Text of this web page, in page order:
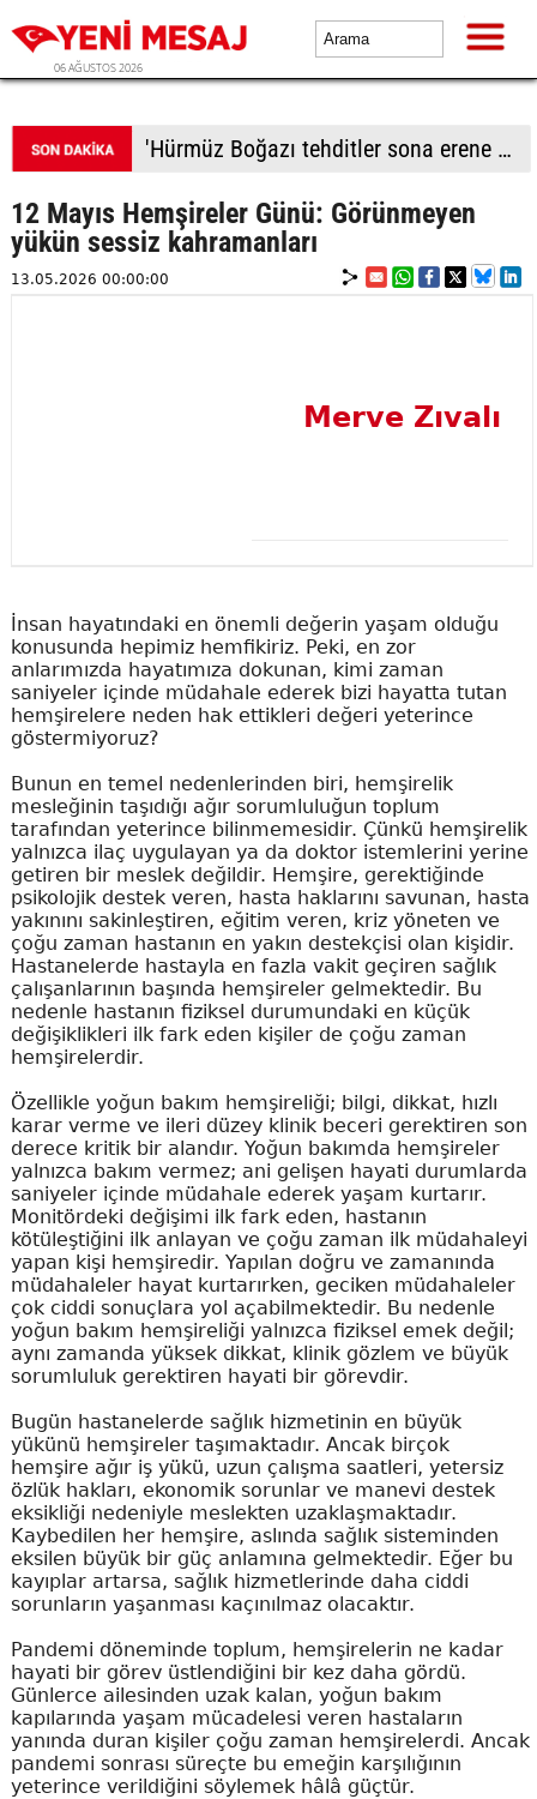
06 AĞUSTOS 2026
'Hürmüz Boğazı tehditler sona erene kadar kapalı kalacak'
12 Mayıs Hemşireler Günü: Görünmeyen
yükün sessiz kahramanları
13.05.2026 00:00:00
Merve Zıvalı
İnsan hayatındaki en önemli değerin yaşam olduğu
konusunda hepimiz hemfikiriz. Peki, en zor
anlarımızda hayatımıza dokunan, kimi zaman
saniyeler içinde müdahale ederek bizi hayatta tutan
hemşirelere neden hak ettikleri değeri yeterince
göstermiyoruz?
Bunun en temel nedenlerinden biri, hemşirelik
mesleğinin taşıdığı ağır sorumluluğun toplum
tarafından yeterince bilinmemesidir. Çünkü hemşirelik
yalnızca ilaç uygulayan ya da doktor istemlerini yerine
getiren bir meslek değildir. Hemşire, gerektiğinde
psikolojik destek veren, hasta haklarını savunan, hasta
yakınını sakinleştiren, eğitim veren, kriz yöneten ve
çoğu zaman hastanın en yakın destekçisi olan kişidir.
Hastanelerde hastayla en fazla vakit geçiren sağlık
çalışanlarının başında hemşireler gelmektedir. Bu
nedenle hastanın fiziksel durumundaki en küçük
değişiklikleri ilk fark eden kişiler de çoğu zaman
hemşirelerdir.
Özellikle yoğun bakım hemşireliği; bilgi, dikkat, hızlı
karar verme ve ileri düzey klinik beceri gerektiren son
derece kritik bir alandır. Yoğun bakımda hemşireler
yalnızca bakım vermez; ani gelişen hayati durumlarda
saniyeler içinde müdahale ederek yaşam kurtarır.
Monitördeki değişimi ilk fark eden, hastanın
kötüleştiğini ilk anlayan ve çoğu zaman ilk müdahaleyi
yapan kişi hemşiredir. Yapılan doğru ve zamanında
müdahaleler hayat kurtarırken, geciken müdahaleler
çok ciddi sonuçlara yol açabilmektedir. Bu nedenle
yoğun bakım hemşireliği yalnızca fiziksel emek değil;
aynı zamanda yüksek dikkat, klinik gözlem ve büyük
sorumluluk gerektiren hayati bir görevdir.
Bugün hastanelerde sağlık hizmetinin en büyük
yükünü hemşireler taşımaktadır. Ancak birçok
hemşire ağır iş yükü, uzun çalışma saatleri, yetersiz
özlük hakları, ekonomik sorunlar ve manevi destek
eksikliği nedeniyle meslekten uzaklaşmaktadır.
Kaybedilen her hemşire, aslında sağlık sisteminden
eksilen büyük bir güç anlamına gelmektedir. Eğer bu
kayıplar artarsa, sağlık hizmetlerinde daha ciddi
sorunların yaşanması kaçınılmaz olacaktır.
Pandemi döneminde toplum, hemşirelerin ne kadar
hayati bir görev üstlendiğini bir kez daha gördü.
Günlerce ailesinden uzak kalan, yoğun bakım
kapılarında yaşam mücadelesi veren hastaların
yanında duran kişiler çoğu zaman hemşirelerdi. Ancak
pandemi sonrası süreçte bu emeğin karşılığının
yeterince verildiğini söylemek hâlâ güçtür.